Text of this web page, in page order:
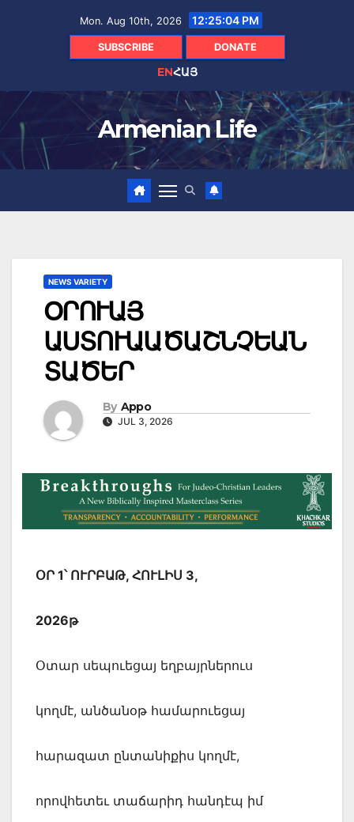
Mon. Aug 10th, 2026 12:25:05 PM
SUBSCRIBE DONATE
ENՀԱՅ
Armenian Life
NEWS VARIETY
ՕՐՈՒԱՅ
ԱՍՏՈՒԱԱԾԱՇՆՉԵԱՆ
ՏԱԾԵՐ
By Appo
JUL 3, 2026
ՕՐ 1՝ ՈՒՐԲԱԹ, ՀՈՒԼԻՍ 3,
2026թ
Օտար սեպուեցայ եղբայրներուս
կողմէ, անծանօթ համարուեցայ
հարազատ ընտանիքիս կողմէ,
որովհետեւ տաճարիդ հանդէպ իմ